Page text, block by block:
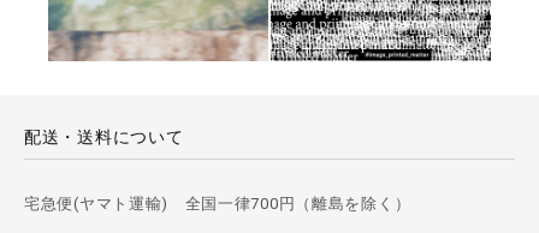
配送・送料について
宅急便(ヤマト運輸) 全国一律700円（離島を除く）